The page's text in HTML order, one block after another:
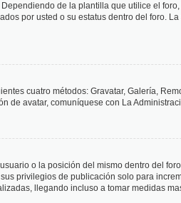
de la plantilla que utilice el
por usted o su estatus dentro del foro.
cuatro métodos: Gravatar, Galería,
de avatar, comuníquese con La
o la posición del mismo dentro del
privilegios de publicación solo para
llegando incluso a tomar medidas